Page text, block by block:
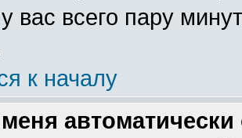
вас всего пару
к началу
автоматически